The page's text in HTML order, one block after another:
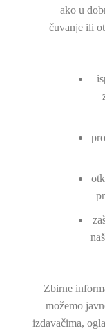
ako u
čuvanje ili
Zbirne
možemo
izdavačima,